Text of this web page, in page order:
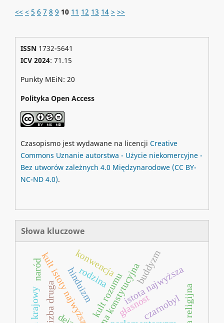
<< < 5 6 7 8 9 10 11 12 13 14 > >>
ISSN1732-5641
ICV 2024: 71.15
Punkty MEiN: 20
Polityka Open Access
Czasopismo jest wydawane na licencji Creative
Commons Uznanie autorstwa - Użycie niekomercyjne -
Bez utworów zależnych 4.0 Międzynarodowe (CC BY-
NC-ND 4.0).
Słowa kluczowe
rodzina
reforma konstytucyjnaistota najwyższa
kult istoty najwyższejkult rozumu
izba druga hinduizm buddyzm
czarnobyl
konwencja
głasnost
naród